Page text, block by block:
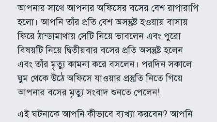
আপনার সাথে আপনার অফিসের বসের বেশ রাগারাগি
হলো। আপনি তাঁর প্রতি বেশ অসন্তুষ্ট হওয়ায় বাসায়
ফিরে ঠান্ডামাথায় সেটি নিয়ে ভাবলেন এবং পুরো
বিষয়টি নিয়ে দ্বিতীয়বার বসের প্রতি অসন্তুষ্ট হলেন
এবং তাঁর মৃত্যু কামনা করে বসলেন। পরদিন সকালে
ঘুম থেকে উঠে অফিসে যাওয়ার প্রস্তুতি নিতে গিয়ে
আপনার বসের মৃত্যু সংবাদ শুনতে পেলেন!
এই ঘটনাকে আপনি কীভাবে ব্যখ্যা করবেন? আপনি